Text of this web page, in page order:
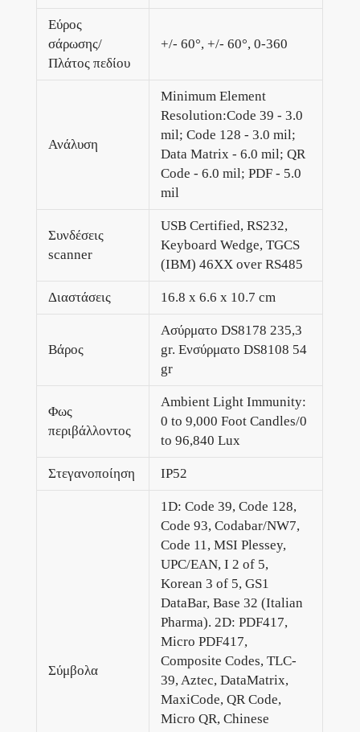
Εύρος
σάρωσης/
Πλάτος πεδίου
+/- 60°, +/- 60°, 0-360
Ανάλυση
Minimum Element
Resolution:Code 39 - 3.0
mil; Code 128 - 3.0 mil;
Data Matrix - 6.0 mil; QR
Code - 6.0 mil; PDF - 5.0
mil
Συνδέσεις
scanner
USB Certified, RS232,
Keyboard Wedge, TGCS
(IBM) 46XX over RS485
Διαστάσεις 16.8 x 6.6 x 10.7 cm
Βάρος
Ασύρματο DS8178 235,3
gr. Ενσύρματο DS8108 54
gr
Φως
περιβάλλοντος
Ambient Light Immunity:
0 to 9,000 Foot Candles/0
to 96,840 Lux
Στεγανοποίηση IP52
Σύμβολα
1D: Code 39, Code 128,
Code 93, Codabar/NW7,
Code 11, MSI Plessey,
UPC/EAN, I 2 of 5,
Korean 3 of 5, GS1
DataBar, Base 32 (Italian
Pharma). 2D: PDF417,
Micro PDF417,
Composite Codes, TLC-
39, Aztec, DataMatrix,
MaxiCode, QR Code,
Micro QR, Chinese